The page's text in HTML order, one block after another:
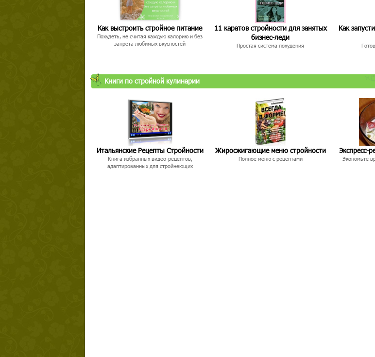
Как выстроить стройное питание
Похудеть, не считая каждую калорию и без
запрета любимых вкусностей
11 каратов стройности для занятых
бизнес-леди
Простая система похудения
Как
Книги по стройной кулинарии
Итальянские Рецепты Стройности
Книга избранных видео-рецептов,
адаптированных для стройнеющих
Жиросжигающие меню стройности
Полное меню с рецептами
Экспресс-
Экономьте